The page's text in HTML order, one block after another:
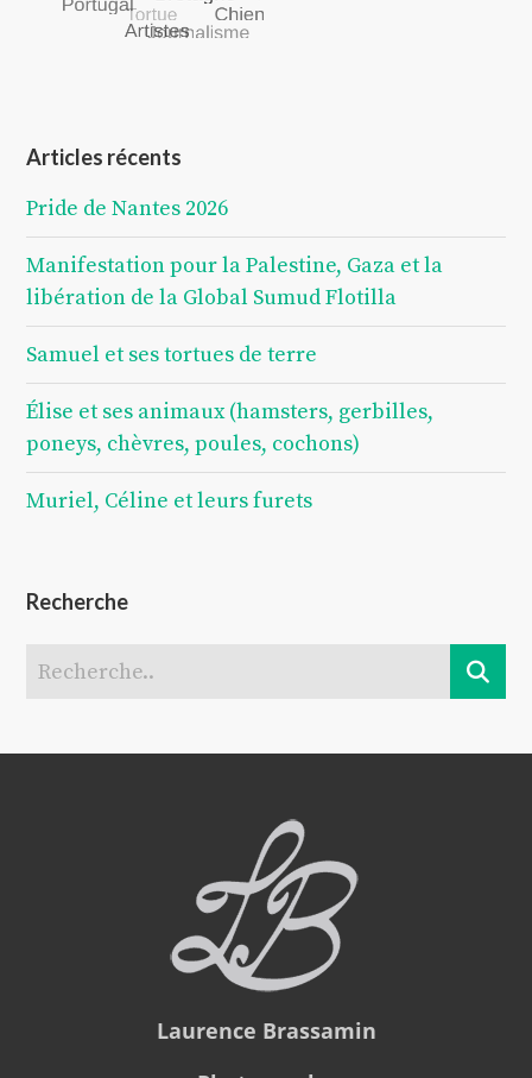
Articles récents
Pride de Nantes 2026
Manifestation pour la Palestine, Gaza et la
libération de la Global Sumud Flotilla
Samuel et ses tortues de terre
Élise et ses animaux (hamsters, gerbilles,
poneys, chèvres, poules, cochons)
Muriel, Céline et leurs furets
Recherche
Laurence Brassamin